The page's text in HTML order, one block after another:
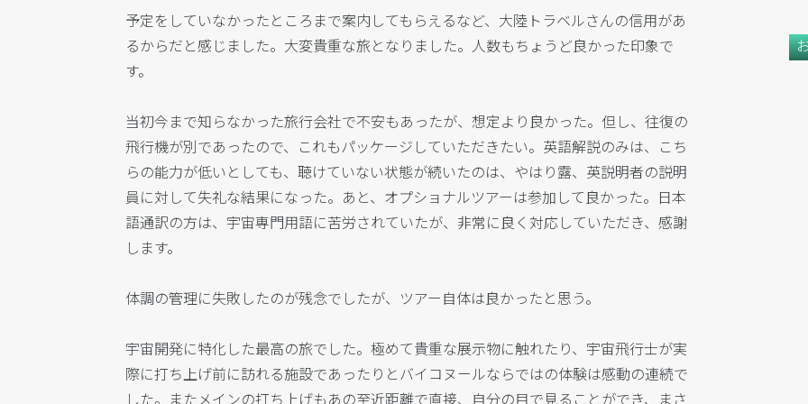
予定をしていなかったところまで案内してもらえるなど、大陸トラベルさんの信用があ
るからだと感じました。大変貴重な旅となりました。人数もちょうど良かった印象で
す。
当初今まで知らなかった旅行会社で不安もあったが、想定より良かった。但し、往復の
飛行機が別であったので、これもパッケージしていただきたい。英語解説のみは、こち
らの能力が低いとしても、聴けていない状態が続いたのは、やはり露、英説明者の説明
員に対して失礼な結果になった。あと、オプショナルツアーは参加して良かった。日本
語通訳の方は、宇宙専門用語に苦労されていたが、非常に良く対応していただき、感謝
します。
体調の管理に失敗したのが残念でしたが、ツアー自体は良かったと思う。
宇宙開発に特化した最高の旅でした。極めて貴重な展示物に触れたり、宇宙飛行士が実
際に打ち上げ前に訪れる施設であったりとバイコヌールならではの体験は感動の連続で
した。またメインの打ち上げもあの至近距離で直接、自分の目で見ることができ、まさ